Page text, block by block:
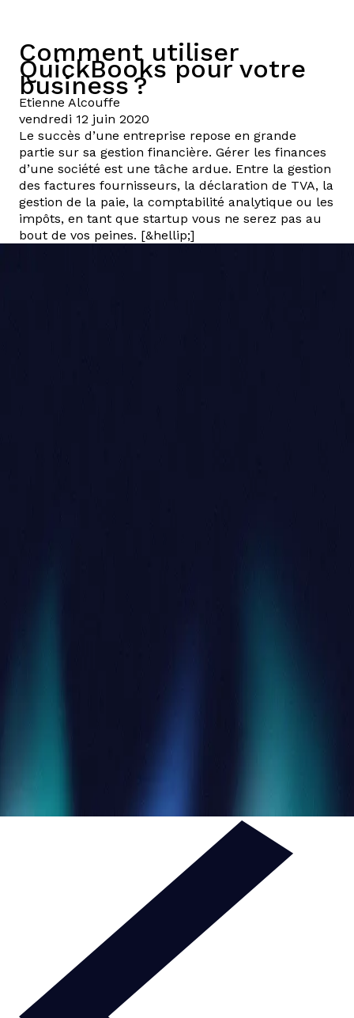
Comment utiliser
QuickBooks pour votre
business ?
Etienne Alcouffe
vendredi 12 juin 2020
Le succès d’une entreprise repose en grande
partie sur sa gestion financière. Gérer les finances
d’une société est une tâche ardue. Entre la gestion
des factures fournisseurs, la déclaration de TVA, la
gestion de la paie, la comptabilité analytique ou les
impôts, en tant que startup vous ne serez pas au
bout de vos peines. [&hellip;]